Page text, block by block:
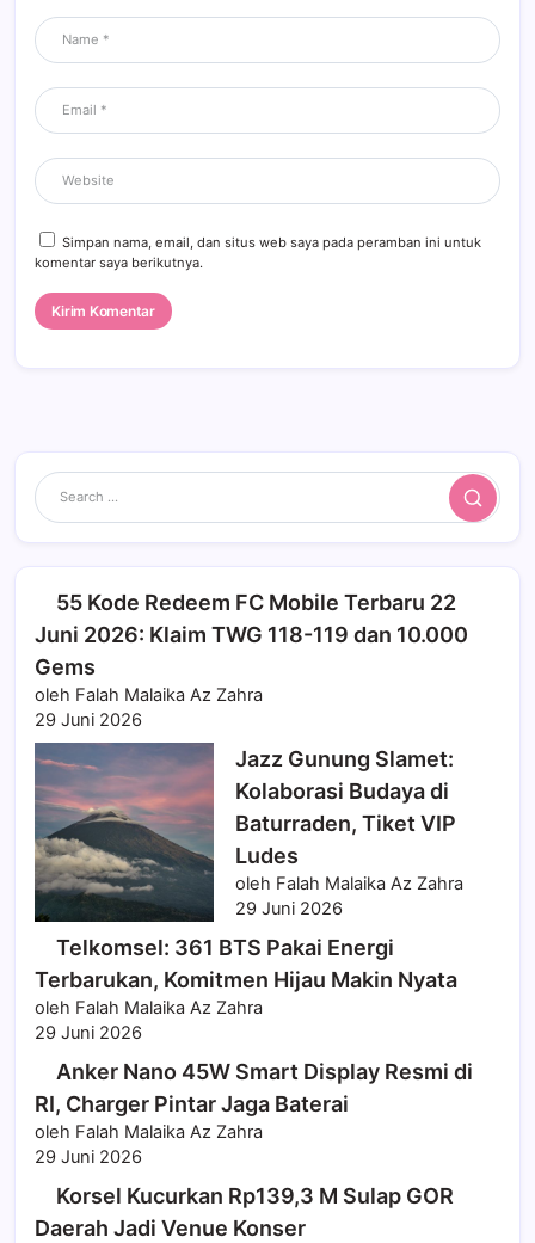
Simpan nama, email, dan situs web saya pada peramban ini untuk
komentar saya berikutnya.
Search
55 Kode Redeem FC Mobile Terbaru 22
Juni 2026: Klaim TWG 118-119 dan 10.000
Gems
oleh Falah Malaika Az Zahra
29 Juni 2026
Jazz Gunung Slamet:
Kolaborasi Budaya di
Baturraden, Tiket VIP
Ludes
oleh Falah Malaika Az Zahra
29 Juni 2026
Telkomsel: 361 BTS Pakai Energi
Terbarukan, Komitmen Hijau Makin Nyata
oleh Falah Malaika Az Zahra
29 Juni 2026
Anker Nano 45W Smart Display Resmi di
RI, Charger Pintar Jaga Baterai
oleh Falah Malaika Az Zahra
29 Juni 2026
Korsel Kucurkan Rp139,3 M Sulap GOR
Daerah Jadi Venue Konser